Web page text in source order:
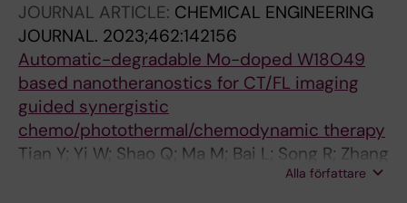
RA; Mcinerney G; Murrell B; Aoun M; Baeckdahl
L; Holmdahl R; Pekalski M; Wedell A; Engvall M;
Wredenberg A; Hedestam GBK; Dopico XC;
Rorbach J
JOURNAL ARTICLE: CHEMICAL ENGINEERING
JOURNAL. 2023;462:142156
Automatic-degradable Mo-doped W18O49
based nanotheranostics for CT/FL imaging
guided synergistic
chemo/photothermal/chemodynamic therapy
Tian Y; Yi W; Shao Q; Ma M; Bai L; Song R; Zhang
Alla författare